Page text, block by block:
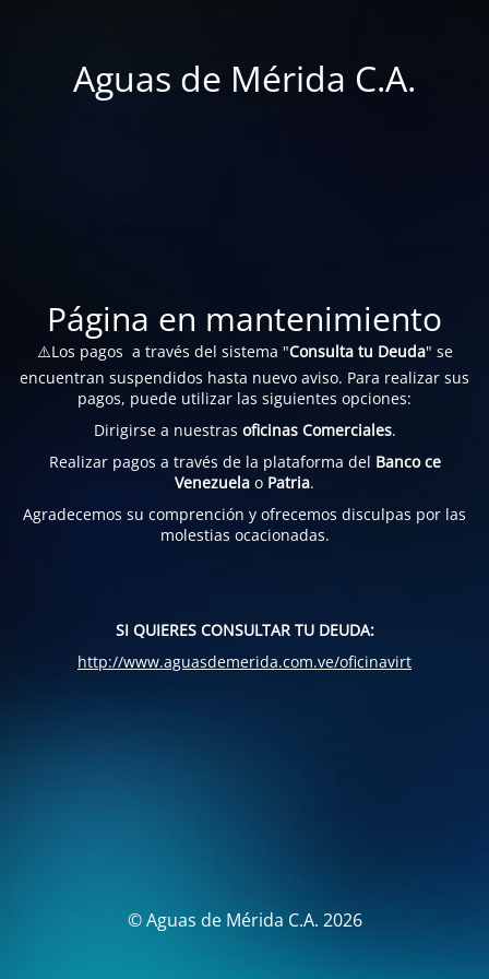
Aguas de Mérida C.A.
Página en mantenimiento
⚠️Los pagos a través del sistema "Consulta tu Deuda" se
encuentran suspendidos hasta nuevo aviso. Para realizar sus
pagos, puede utilizar las siguientes opciones:
Dirigirse a nuestras oficinas Comerciales.
Realizar pagos a través de la plataforma del Banco ce
Venezuela o Patria.
Agradecemos su comprención y ofrecemos disculpas por las
molestias ocacionadas.
SI QUIERES CONSULTAR TU DEUDA:
http://www.aguasdemerida.com.ve/oficinavirt
© Aguas de Mérida C.A. 2026